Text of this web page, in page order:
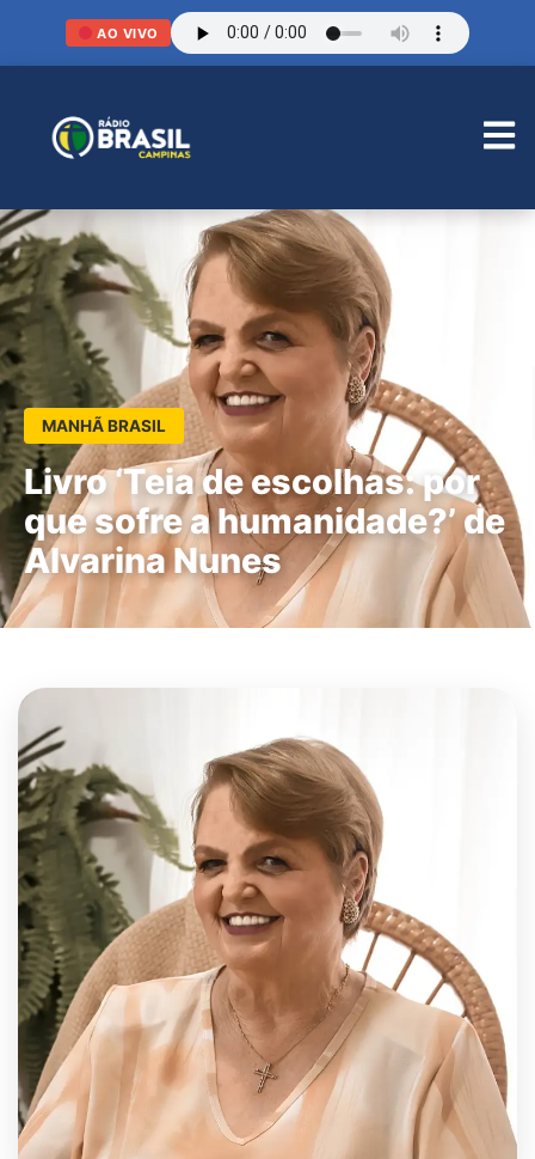
AO VIVO
MANHÃ BRASIL
Livro ‘Teia de escolhas: por
que sofre a humanidade?’ de
Alvarina Nunes